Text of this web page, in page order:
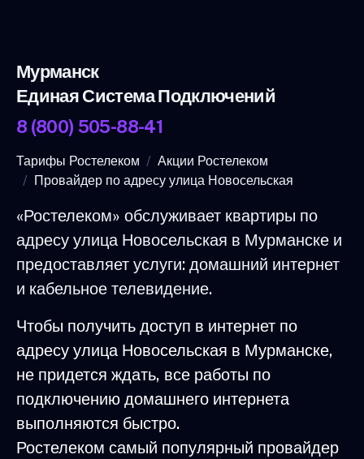
Мурманск
Единая Система Подключений
8 (800) 505-88-41
Тарифы Ростелеком
Акции Ростелеком
Провайдер по адресу улица Новосельская
«Ростелеком» обслуживает квартиры по
адресу улица Новосельская в Мурманске и
предоставляет услуги: домашний интернет
и кабельное телевидение.
Чтобы получить доступ в интернет по
адресу улица Новосельская в Мурманске,
не придется ждать, все работы по
подключению домашнего интернета
выполняются быстро.
Ростелеком самый популярный провайдер